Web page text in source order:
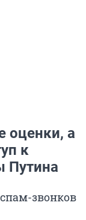
оценки, а
к
Путина
звонков